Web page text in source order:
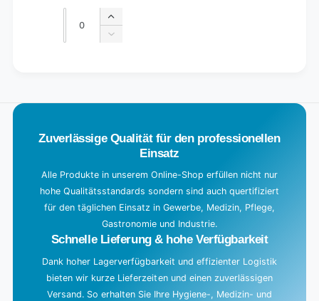
price
price
Quantity
Increase
quantity
Decrease
a
Zuverlässige Qualität für den professionellen
Einsatz
Alle Produkte in unserem Online-Shop erfüllen nicht nur
hohe Qualitätsstandards sondern sind auch quertifiziert
für den täglichen Einsatz in Gewerbe, Medizin, Pflege,
Gastronomie und Industrie.
Schnelle Lieferung & hohe Verfügbarkeit
Dank hoher Lagerverfügbarkeit und effizienter Logistik
bieten wir kurze Lieferzeiten und einen zuverlässigen
Versand. So erhalten Sie Ihre Hygiene-, Medizin- und